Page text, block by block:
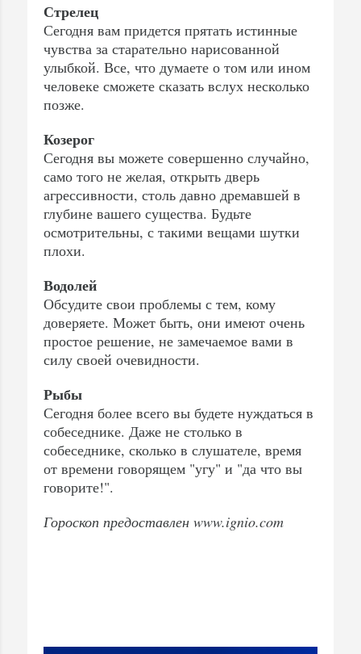
Стрелец
Сегодня вам придется прятать истинные
чувства за старательно нарисованной
улыбкой. Все, что думаете о том или ином
человеке сможете сказать вслух несколько
позже.
Козерог
Сегодня вы можете совершенно случайно,
само того не желая, открыть дверь
агрессивности, столь давно дремавшей в
глубине вашего существа. Будьте
осмотрительны, с такими вещами шутки
плохи.
Водолей
Обсудите свои проблемы с тем, кому
доверяете. Может быть, они имеют очень
простое решение, не замечаемое вами в
силу своей очевидности.
Рыбы
Сегодня более всего вы будете нуждаться в
собеседнике. Даже не столько в
собеседнике, сколько в слушателе, время
от времени говорящем "угу" и "да что вы
говорите!".
Гороскоп предоставлен www.ignio.com